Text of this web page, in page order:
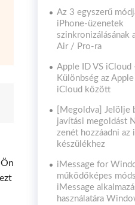
Az 3 egyszerű
iPhone-üzenetek
szinkronizálásának
Air / Pro-ra
Apple ID VS iCloud
Különbség az
iCloud között
[Megoldva] Jelölje
javítási megoldást
zenét hozzáadni az
készülékhez
iMessage for
működőképes
iMessage
használatára